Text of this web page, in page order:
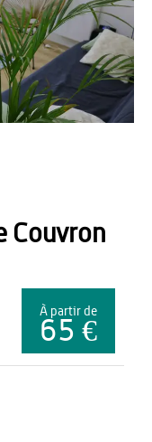
Couvron
À partir de
65 €